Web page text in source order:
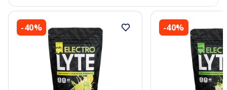
-40% -40%